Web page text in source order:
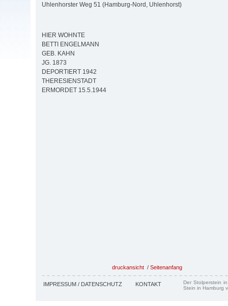
Uhlenhorster Weg 51 (Hamburg-Nord, Uhlenhorst)
HIER WOHNTE
BETTI ENGELMANN
GEB. KAHN
JG. 1873
DEPORTIERT 1942
THERESIENSTADT
ERMORDET 15.5.1944
druckansicht / Seitenanfang
IMPRESSUM / DATENSCHUTZ KONTAKT
Der Stolperstein
Stein in Hamburg